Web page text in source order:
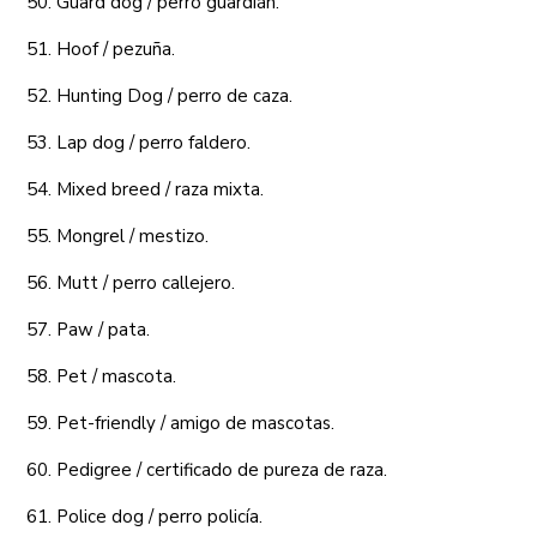
51. Hoof / pezuña.
52. Hunting Dog / perro de caza.
53. Lap dog / perro faldero.
54. Mixed breed / raza mixta.
55. Mongrel / mestizo.
56. Mutt / perro callejero.
57. Paw / pata.
58. Pet / mascota.
59. Pet-friendly / amigo de mascotas.
60. Pedigree / certificado de pureza de raza.
61. Police dog / perro policía.